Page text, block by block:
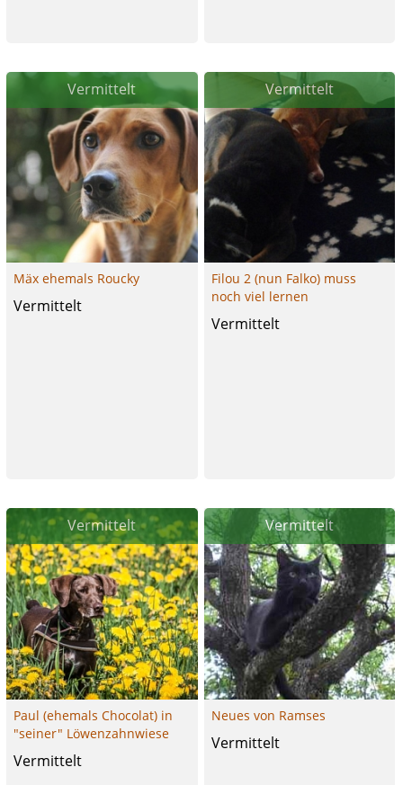
Vermittelt
Mäx ehemals Roucky
Vermittelt
Vermittelt
Filou 2 (nun Falko) muss
noch viel lernen
Vermittelt
Vermittelt
Paul (ehemals Chocolat) in
"seiner" Löwenzahnwiese
Vermittelt
Vermittelt
Neues von Ramses
Vermittelt